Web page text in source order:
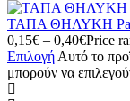
ΤΑΠΑ ΘΗΛΥΚΗ
0,15€ – 0,40€Price
Επιλογή Αυτό το
μπορούν να